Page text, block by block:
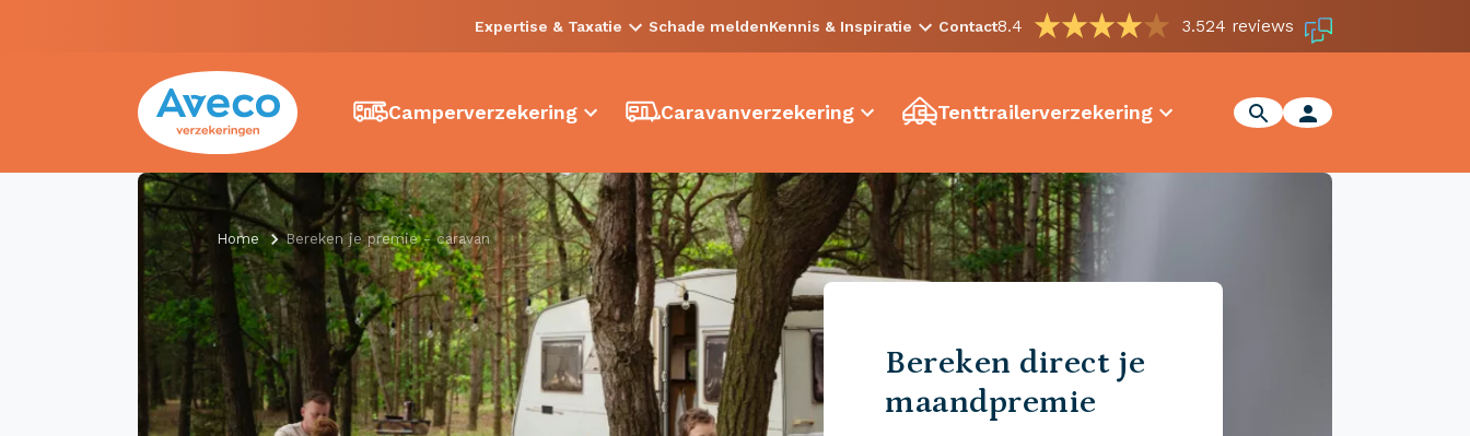
Expertise & Taxatie Schade meldenKennis & Inspiratie Contact8.4 3.524 reviews
Camperverzekering Caravanverzekering Tenttrailerverzekering
Home Bereken je premie - caravan
Bereken direct je
maandpremie